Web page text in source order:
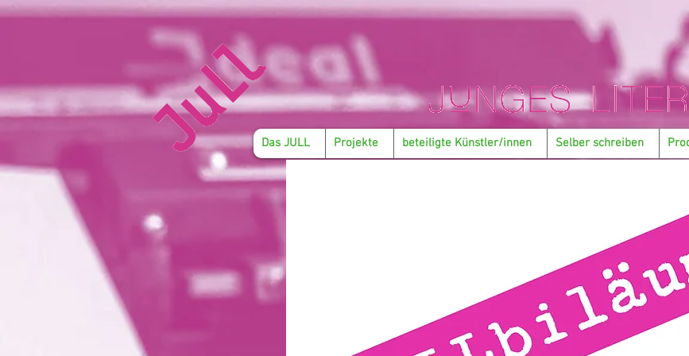
Das JULL Projekte beteiligte Künstler/innen Selber schreiben